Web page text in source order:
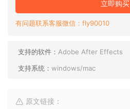
立即购买
有问题联系客服微信：fly90010
支持的软件： Adobe After Effects
支持系统： windows/mac
原文链接：